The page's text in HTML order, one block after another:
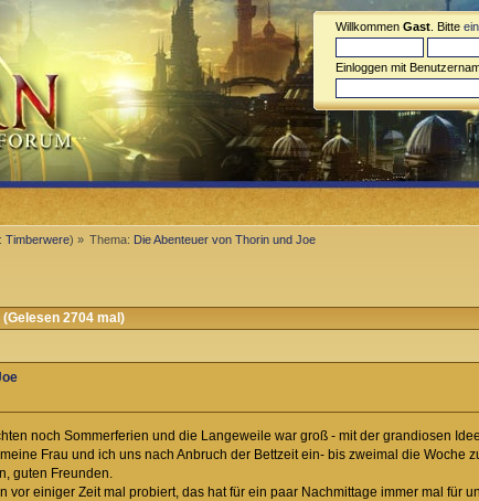
Willkommen Gast . Bitte
Einloggen mit
Timberwere) » Thema: Die Abenteuer von Thorin und Joe
2704 mal)
noch Sommerferien und die Langeweile war groß - mit der grandiosen
Frau und ich uns nach Anbruch der Bettzeit ein- bis zweimal die Woche
guten Freunden.
vor einiger Zeit mal probiert, das hat für ein paar Nachmittage immer mal für